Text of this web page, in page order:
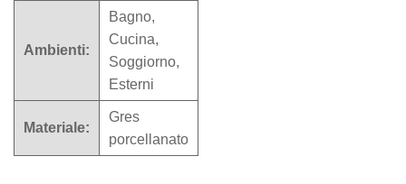
Ambienti:
Bagno,
Cucina,
Soggiorno,
Esterni
Materiale:
Gres
porcellanato